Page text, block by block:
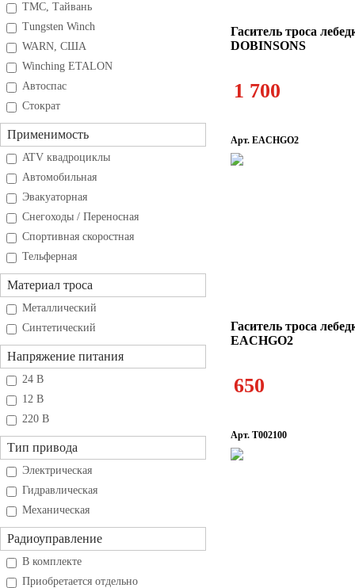
TMC, Тайвань
Tungsten Winch
WARN, США
Winching ETALON
Автоспас
Стократ
Применимость
ATV квадроциклы
Автомобильная
Эвакуаторная
Снегоходы / Переносная
Спортивная скоростная
Тельферная
Материал троса
Металлический
Синтетический
Напряжение питания
24 В
12 В
220 В
Тип привода
Электрическая
Гидравлическая
Механическая
Радиоуправление
В комплекте
Приобретается отдельно
Гаситель троса
DOBINSONS
1 700
Арт. EACHGO2
Гаситель троса
EACHGO2
650
Арт. T002100